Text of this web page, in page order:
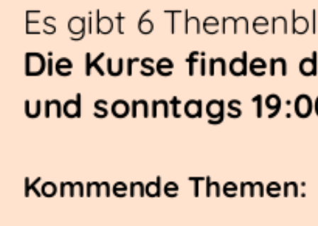
Es gibt 6
Die Kurse finden
und sonntags
Kommende Themen: